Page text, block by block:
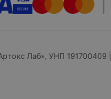
Лаб», УНП 191700409